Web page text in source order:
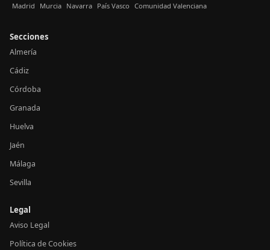
Madrid Murcia Navarra País Vasco Comunidad Valenciana
Secciones
Almería
Cádiz
Córdoba
Granada
Huelva
Jaén
Málaga
Sevilla
Legal
Aviso Legal
Política de Cookies